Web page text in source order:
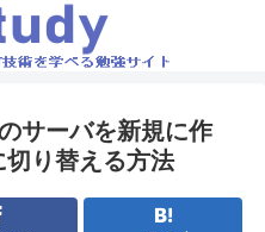
サーバを新規に作
り替える方法